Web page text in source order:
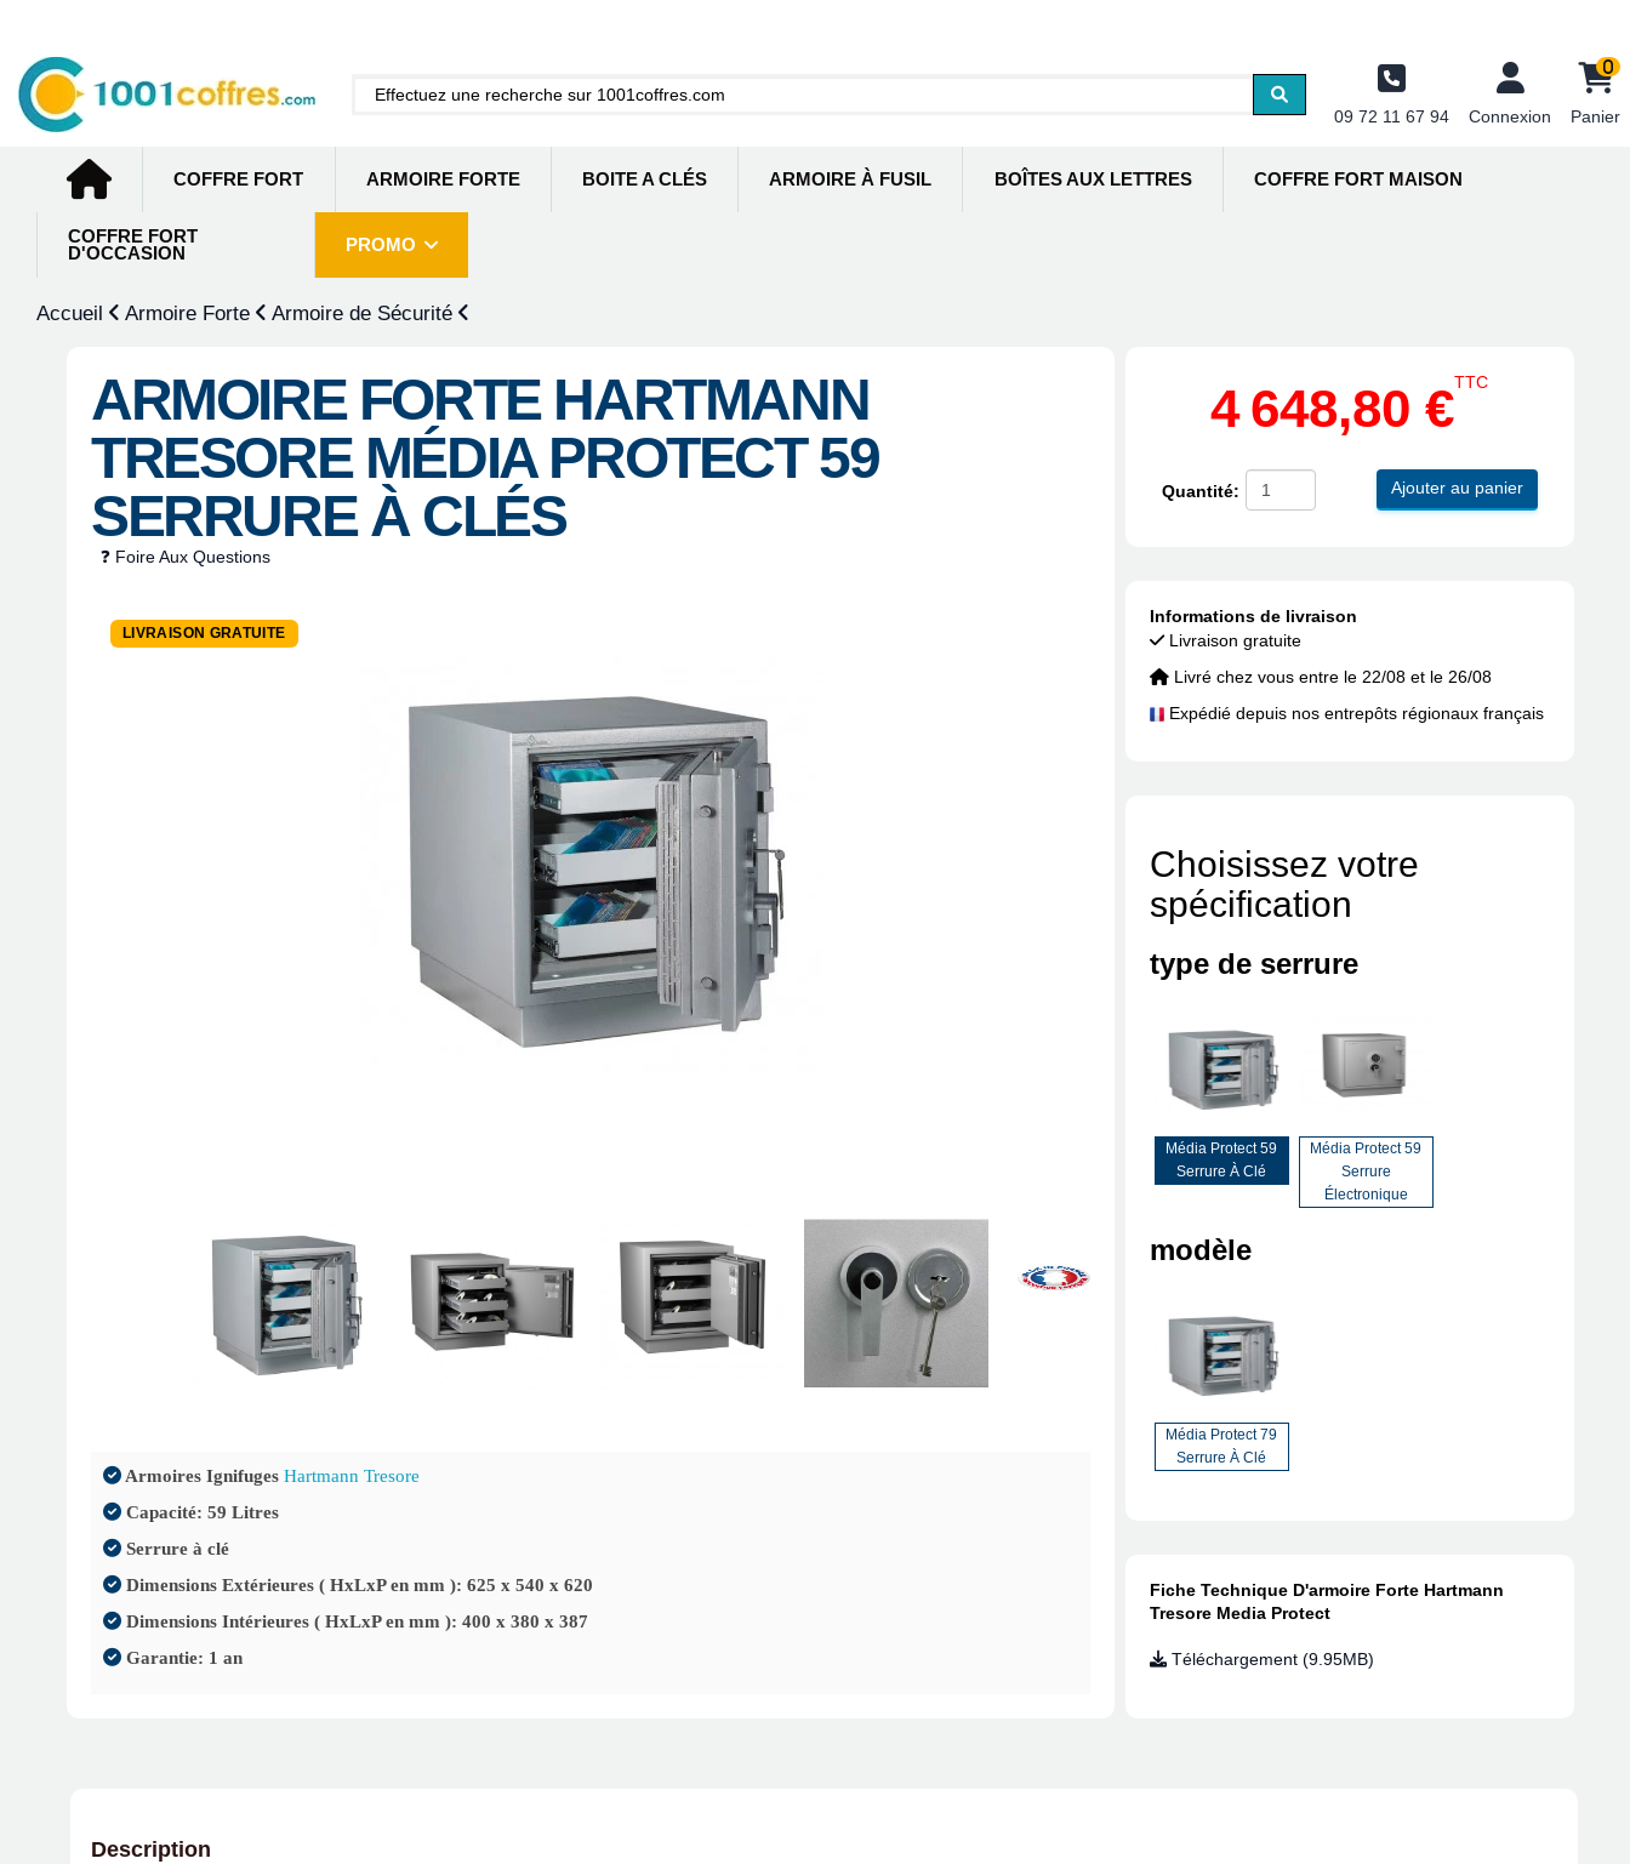
09 72 11 67 94 Connexion
0
Panier
COFFRE FORT ARMOIRE FORTE BOITE A CLÉS ARMOIRE À FUSIL BOÎTES AUX LETTRES COFFRE FORT MAISON
COFFRE FORT
D'OCCASION
PROMO
Accueil Armoire Forte Armoire de Sécurité
ARMOIRE FORTE HARTMANN
TRESORE MÉDIA PROTECT 59
SERRURE À CLÉS
❓ Foire Aux Questions
LIVRAISON GRATUITE
Armoires Ignifuges Hartmann Tresore
Capacité: 59 Litres
Serrure à clé
Dimensions Extérieures ( HxLxP en mm ): 625 x 540 x 620
Dimensions Intérieures ( HxLxP en mm ): 400 x 380 x 387
Garantie: 1 an
4 648,80 €TTC
Quantité: Ajouter au panier
Choisissez votre
spécification
type de serrure
Média Protect 59
Serrure À Clé
Média Protect 59
Serrure
Électronique
modèle
Média Protect 79
Serrure À Clé
Informations de livraison
Livraison gratuite
Livré chez vous entre le 22/08 et le 26/08
Expédié depuis nos entrepôts régionaux français
Fiche Technique D'armoire Forte Hartmann
Tresore Media Protect
Téléchargement (9.95MB)
Description